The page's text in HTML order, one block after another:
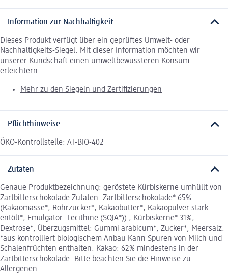
Information zur Nachhaltigkeit
Dieses Produkt verfügt über ein geprüftes Umwelt- oder
Nachhaltigkeits-Siegel. Mit dieser Information möchten wir
unserer Kundschaft einen umweltbewussteren Konsum
erleichtern.
Mehr zu den Siegeln und Zertifizierungen
Pflichthinweise
ÖKO-Kontrollstelle: AT-BIO-402
Zutaten
Genaue Produktbezeichnung: geröstete Kürbiskerne umhüllt von
Zartbitterschokolade Zutaten: Zartbitterschokolade* 65%
(Kakaomasse*, Rohrzucker*, Kakaobutter*, Kakaopulver stark
entölt*, Emulgator: Lecithine (SOJA*)) , Kürbiskerne* 31%,
Dextrose*, Überzugsmittel: Gummi arabicum*, Zucker*, Meersalz.
*aus kontrolliert biologischem Anbau Kann Spuren von Milch und
Schalenfrüchten enthalten. Kakao: 62% mindestens in der
Zartbitterschokolade. Bitte beachten Sie die Hinweise zu
Allergenen.